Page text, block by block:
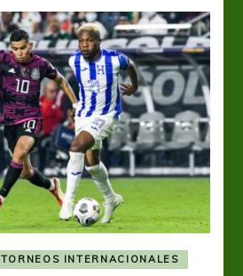
la
esperanza
y
es
semifinalista
TORNEOS INTERNACIONALES